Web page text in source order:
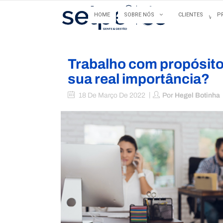
HOME
HOME SOBRE NÓS CLIENTES
Trabalho com
sua real importância?
18 De Março De 2022 Por Hegel Botinha